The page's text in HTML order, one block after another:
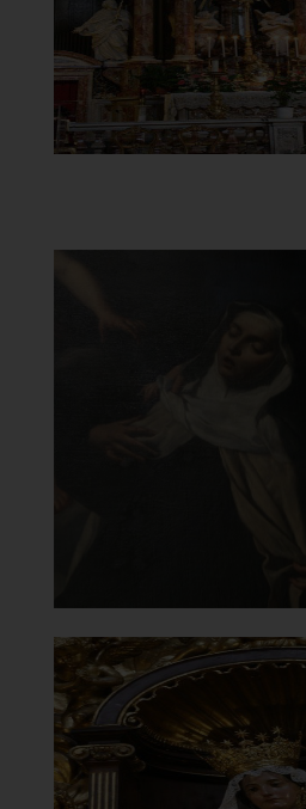
Clicca per
]
Santa Teresa di
Chiesa di
Carmelo
in